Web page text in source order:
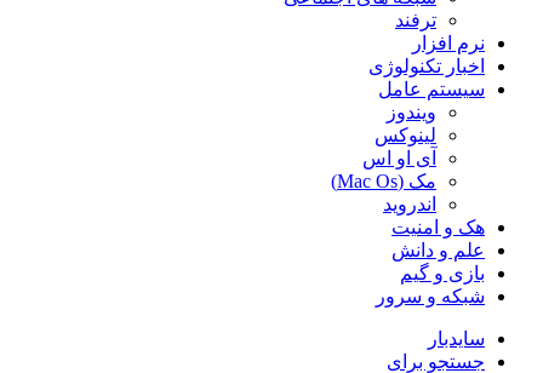
ترفند
نرم افزار
اخبار تکنولوژی
سیستم عامل
ویندوز
لینوکس
آی او اس
مک (Mac Os)
اندروید
هک و امنیت
علم و دانش
بازی و گیم
شبکه و سرور
سایدبار
جستجو برای